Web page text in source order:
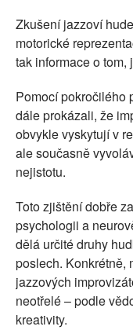
Zkušení jazzoví
motorické
tak informace o tom,
Pomocí pokročilého
dále prokázali, že
obvykle vyskytují v
ale současně
nejistotu.
Toto zjištění dobře
psychologii a
dělá určité druhy
poslech. Konkrétně,
jazzových
neotřelé – podle
kreativity.